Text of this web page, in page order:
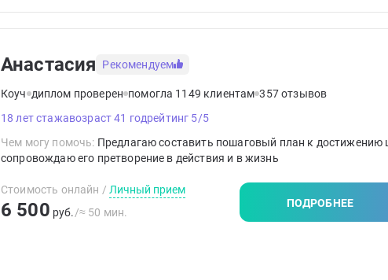
Анастасия Рекомендуем
Коуч диплом проверен помогла 1149 клиентам 357 отзывов
18 лет стажавозраст 41 годрейтинг 5/5
Чем могу помочь: Предлагаю составить пошаговый план к достижению
сопровождаю его претворение в действия и в жизнь
Стоимость онлайн / Личный прием
6 500 руб./≈ 50 мин.
ПОДРОБНЕЕ